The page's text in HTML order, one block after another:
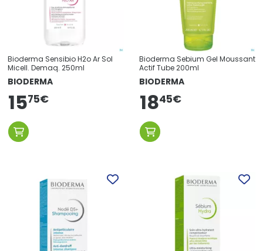
Bioderma Sensibio H2o Ar Sol
Micell. Demaq. 250ml
BIODERMA
1575€
Bioderma Sebium Gel Moussant
Actif Tube 200ml
BIODERMA
1845€